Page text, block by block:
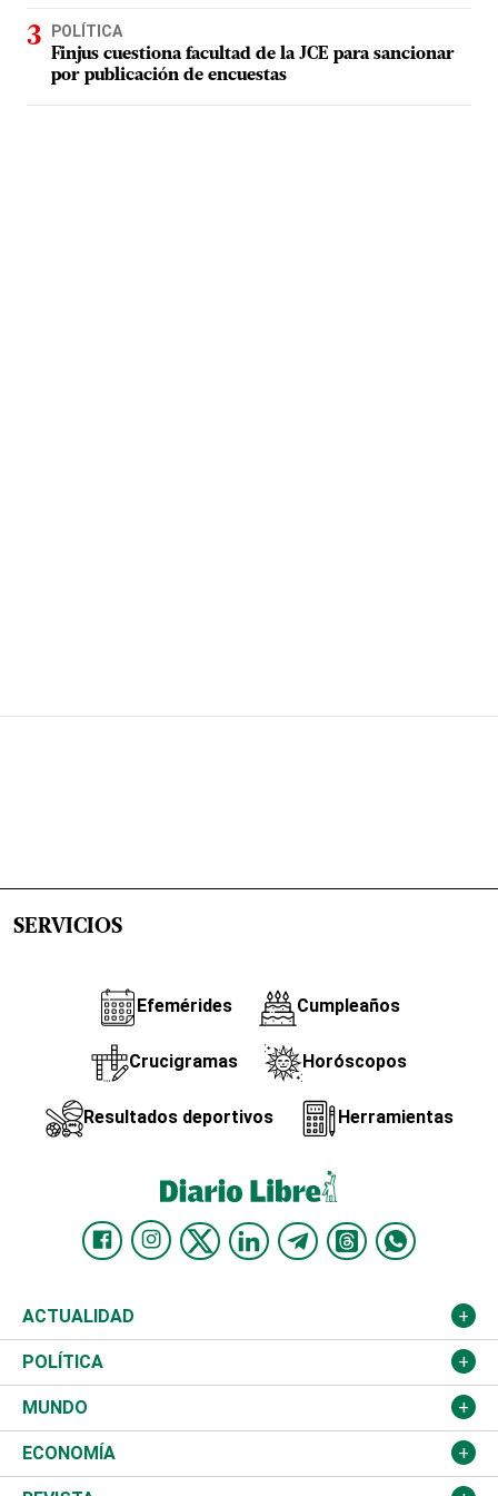
POLÍTICA
Finjus cuestiona facultad de la JCE para sancionar
por publicación de encuestas
SERVICIOS
Efemérides Cumpleaños
Crucigramas Horóscopos
Resultados deportivos Herramientas
ACTUALIDAD
Nacional
Ciudad
Educación
POLÍTICA
Partidos
JCE
MUNDO
Estados Unidos
ECONOMÍA